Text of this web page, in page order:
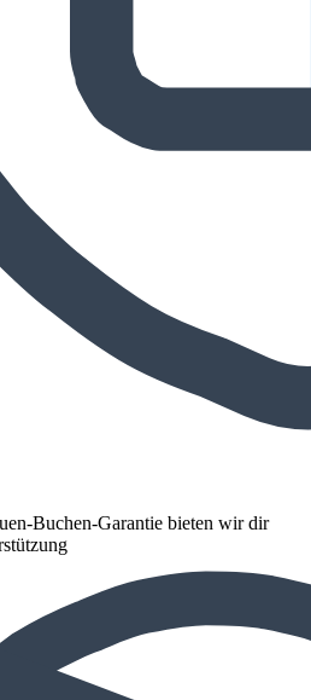
Buchen-Garantie bieten wir dir